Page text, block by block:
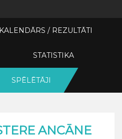
KALENDĀRS / REZULTĀTI
STATISTIKA
SPĒLĒTĀJI
ANCĀNE